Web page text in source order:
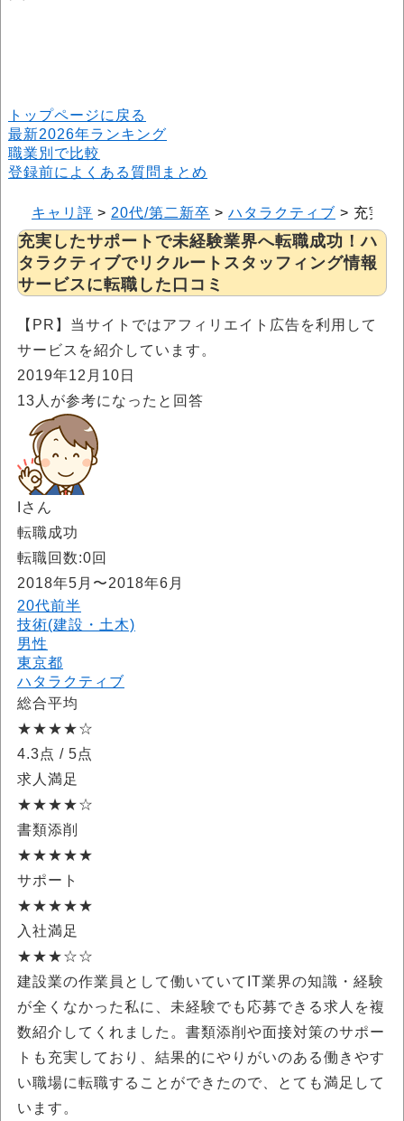
トップページに戻る
最新2026年ランキング
職業別で比較
登録前によくある質問まとめ
キャリ評 > 20代/第二新卒 > ハタラクティブ > 充実し
充実したサポートで未経験業界へ転職成功！ハ
タラクティブでリクルートスタッフィング情報
サービスに転職した口コミ
【PR】当サイトではアフィリエイト広告を利用して
サービスを紹介しています。
2019年12月10日
13 人が参考になったと回答
Iさん
転職成功
転職回数:0回
2018年5月〜2018年6月
20代前半
技術(建設・土木)
男性
東京都
ハタラクティブ
総合平均
★★★★☆
4.3点 / 5点
求人満足
★★★★☆
書類添削
★★★★★
サポート
★★★★★
入社満足
★★★☆☆
建設業の作業員として働いていてIT業界の知識・経験
が全くなかった私に、未経験でも応募できる求人を複
数紹介してくれました。書類添削や面接対策のサポー
トも充実しており、結果的にやりがいのある働きやす
い職場に転職することができたので、とても満足して
います。